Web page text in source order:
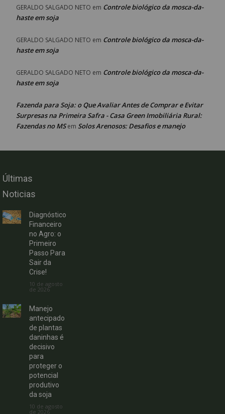
GERALDO SALGADO NETO em Controle biológico da mosca-da-
haste em soja
GERALDO SALGADO NETO em Controle biológico da mosca-da-
haste em soja
GERALDO SALGADO NETO em Controle biológico da mosca-da-
haste em soja
Fazenda para Soja: o Que Avaliar Antes de Comprar e Evitar
Surpresas na Primeira Safra - Casa Green Imobiliária Rural:
Fazendas no MSem Solos Arenosos: Desafios e manejo
Últimas
Noticias
Diagnóstico
Financeiro
no Agro: o
Primeiro
Passo Para
Sair da
Crise!
10 de agosto
de 2026
Manejo
antecipado
de plantas
daninhas é
decisivo
para
proteger o
potencial
produtivo
da soja
10 de agosto
de 2026